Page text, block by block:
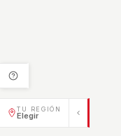
TU REGIÓN
Elegir